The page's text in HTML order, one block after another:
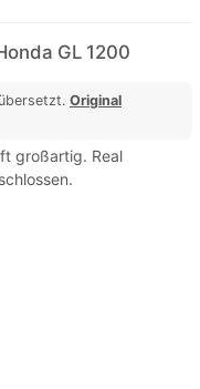
GL 1200
Original
großartig. Real